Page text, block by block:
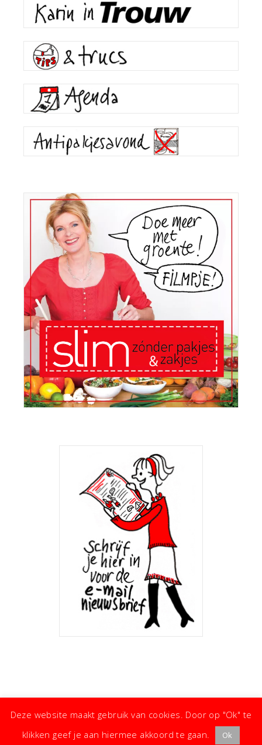
Deze website maakt gebruik van cookies. Door op "Ok" te
klikken geef je aan hiermee akkoord te gaan.
Ok